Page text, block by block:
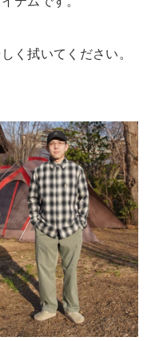
く拭いてください。